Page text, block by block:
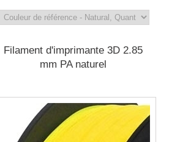
Filament d'imprimante 3D 2.85
mm PA naturel